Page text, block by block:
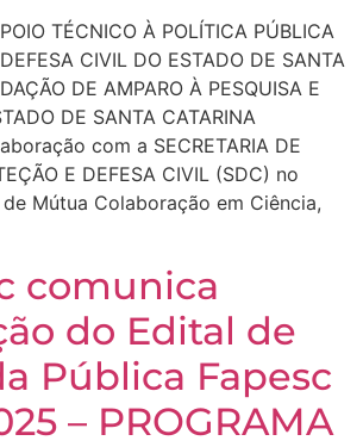
TÉCNICO À POLÍTICA PÚBLICA
CIVIL DO ESTADO DE SANTA
DE AMPARO À PESQUISA E
DE SANTA CATARINA
com a SECRETARIA DE
E DEFESA CIVIL (SDC) no
Mútua Colaboração em Ciência,
comunica
do Edital de
Pública Fapesc
– PROGRAMA